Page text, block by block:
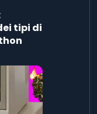
tipi di